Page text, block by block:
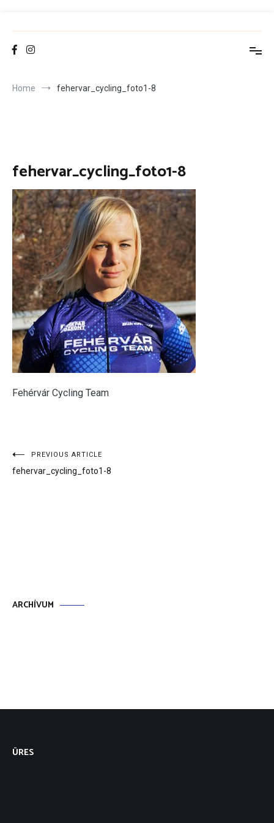
FCT
Home fehervar_cycling_foto1-8
fehervar_cycling_foto1-8
Fehérvár Cycling Team
Bejegyzés
navigáció
PREVIOUS ARTICLE
fehervar_cycling_foto1-8
ARCHÍVUM
ÜRES